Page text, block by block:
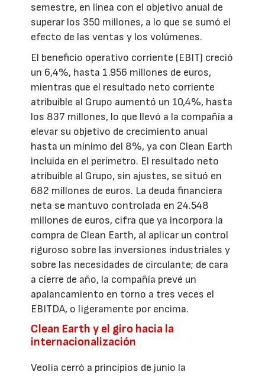
semestre, en línea con el objetivo anual de
superar los 350 millones, a lo que se sumó el
efecto de las ventas y los volúmenes.
El beneficio operativo corriente (EBIT) creció
un 6,4%, hasta 1.956 millones de euros,
mientras que el resultado neto corriente
atribuible al Grupo aumentó un 10,4%, hasta
los 837 millones, lo que llevó a la compañía a
elevar su objetivo de crecimiento anual
hasta un mínimo del 8%, ya con Clean Earth
incluida en el perímetro. El resultado neto
atribuible al Grupo, sin ajustes, se situó en
682 millones de euros. La deuda financiera
neta se mantuvo controlada en 24.548
millones de euros, cifra que ya incorpora la
compra de Clean Earth, al aplicar un control
riguroso sobre las inversiones industriales y
sobre las necesidades de circulante; de cara
a cierre de año, la compañía prevé un
apalancamiento en torno a tres veces el
EBITDA, o ligeramente por encima.
Clean Earth y el giro hacia la
internacionalización
Veolia cerró a principios de junio la